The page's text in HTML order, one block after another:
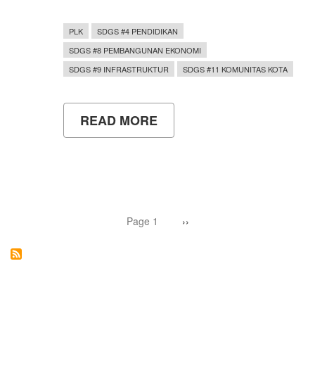
PLK
SDGS #4 PENDIDIKAN
SDGS #8 PEMBANGUNAN EKONOMI
SDGS #9 INFRASTRUKTUR
SDGS #11 KOMUNITAS KOTA
READ MORE
MAHASISWA
Page 1 Next
››